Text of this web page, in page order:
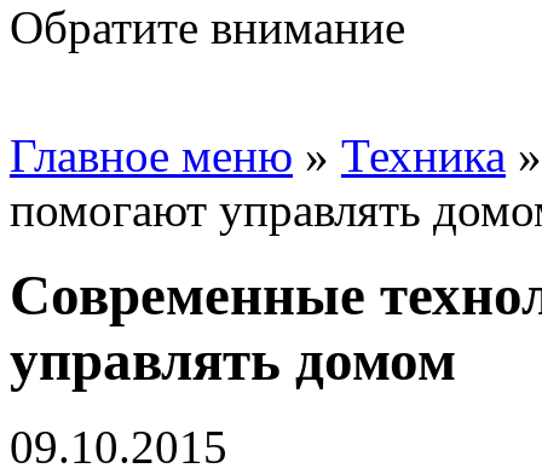
Обратите внимание
Главное меню » Техника
помогают управлять
Современные
управлять домом
09.10.2015